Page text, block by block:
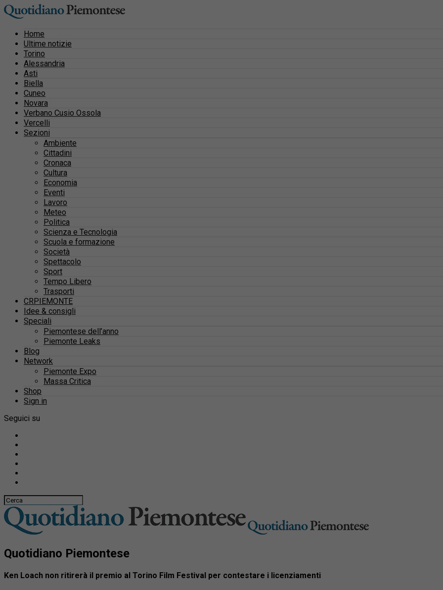
Home
Ultime notizie
Torino
Alessandria
Asti
Biella
Cuneo
Novara
Verbano Cusio Ossola
Vercelli
Sezioni
Ambiente
Cittadini
Cronaca
Cultura
Economia
Eventi
Lavoro
Meteo
Politica
Scienza e Tecnologia
Scuola e formazione
Società
Spettacolo
Sport
Tempo Libero
Trasporti
CRPIEMONTE
Idee & consigli
Speciali
Piemontese dell’anno
Piemonte Leaks
Blog
Network
Piemonte Expo
Massa Critica
Shop
Sign in
Seguici su
Quotidiano Piemontese
Ken Loach non ritirerà il premio al Torino Film Festival per contestare i licenziamenti